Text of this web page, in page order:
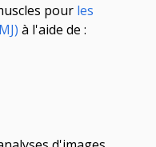
pour les
à l'aide de :